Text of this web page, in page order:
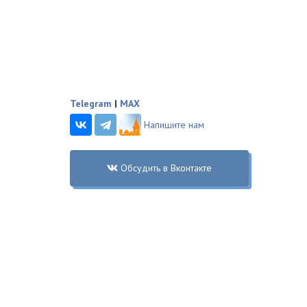
Telegram | MAX
Напишите нам
Обсудить в Вконтакте